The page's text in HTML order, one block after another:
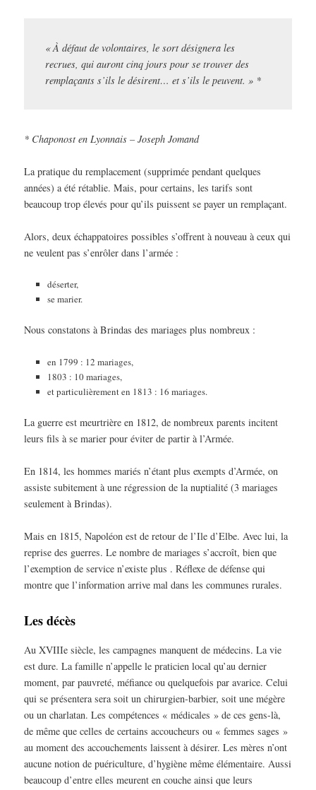
« À défaut de volontaires, le sort désignera les
recrues, qui auront cinq jours pour se trouver des
remplaçants s’ils le désirent… et s’ils le peuvent. » *
* Chaponost en Lyonnais – Joseph Jomand
La pratique du remplacement (supprimée pendant quelques
années) a été rétablie. Mais, pour certains, les tarifs sont
beaucoup trop élevés pour qu’ils puissent se payer un remplaçant.
Alors, deux échappatoires possibles s’offrent à nouveau à ceux qui
ne veulent pas s’enrôler dans l’armée :
déserter,
se marier.
Nous constatons à Brindas des mariages plus nombreux :
en 1799 : 12 mariages,
1803 : 10 mariages,
et particulièrement en 1813 : 16 mariages.
La guerre est meurtrière en 1812, de nombreux parents incitent
leurs fils à se marier pour éviter de partir à l’Armée.
En 1814, les hommes mariés n’étant plus exempts d’Armée, on
assiste subitement à une régression de la nuptialité (3 mariages
seulement à Brindas).
Mais en 1815, Napoléon est de retour de l’Ile d’Elbe. Avec lui, la
reprise des guerres. Le nombre de mariages s’accroît, bien que
l’exemption de service n’existe plus . Réflexe de défense qui
montre que l’information arrive mal dans les communes rurales.
Les décès
Au XVIIIe siècle, les campagnes manquent de médecins. La vie
est dure. La famille n’appelle le praticien local qu’au dernier
moment, par pauvreté, méfiance ou quelquefois par avarice. Celui
qui se présentera sera soit un chirurgien-barbier, soit une mégère
ou un charlatan. Les compétences « médicales » de ces gens-là,
de même que celles de certains accoucheurs ou « femmes sages »
au moment des accouchements laissent à désirer. Les mères n’ont
aucune notion de puériculture, d’hygiène même élémentaire. Aussi
beaucoup d’entre elles meurent en couche ainsi que leurs